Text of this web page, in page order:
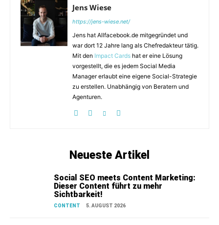
Jens Wiese
https://jens-wiese.net/
Jens hat Allfacebook.de mitgegründet und
war dort 12 Jahre lang als Chefredakteur tätig.
Mit den Impact Cards hat er eine Lösung
vorgestellt, die es jedem Social Media
Manager erlaubt eine eigene Social-Strategie
zu erstellen. Unabhängig von Beratern und
Agenturen.
Neueste Artikel
Social SEO meets Content Marketing:
Dieser Content führt zu mehr
Sichtbarkeit!
CONTENT 5. AUGUST 2026